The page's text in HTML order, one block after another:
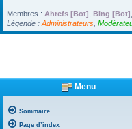
Membres : Ahrefs [Bot] Bing [Bot]
Légende : Administrateurs
Menu
Sommaire
Page d’index